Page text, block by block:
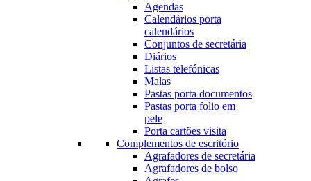
Agendas
Calendários porta
calendários
Conjuntos de secretária
Diários
Listas telefónicas
Malas
Pastas porta documentos
Pastas porta folio em
pele
Porta cartões visita
Complementos de escritório
Agrafadores de secretária
Agrafadores de bolso